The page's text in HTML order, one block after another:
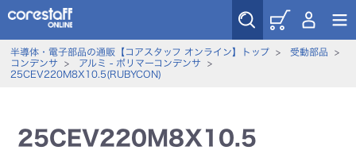
半導体・電子部品の通販【コアスタッフ オンライン】トップ> 受動部品 >
コンデンサ > アルミ - ポリマーコンデンサ >
25CEV220M8X10.5(RUBYCON)
25CEV220M8X10.5